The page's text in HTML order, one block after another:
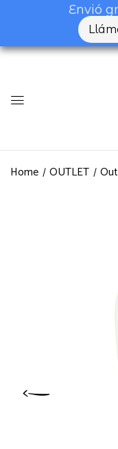
Envió
Home OUTLET